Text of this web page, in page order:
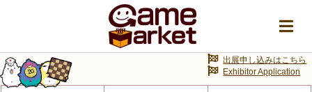
出展申し込みはこちら
Exhibitor Application